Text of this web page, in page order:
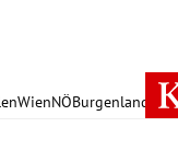
WienNÖBurgenland